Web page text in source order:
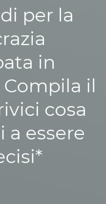
per la
in
il
cosa
a essere